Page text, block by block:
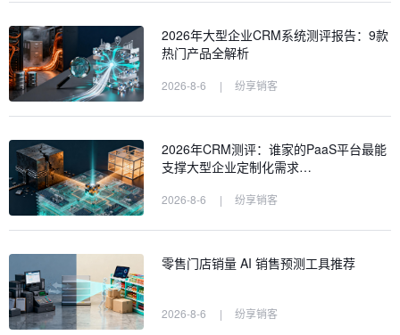
2026年大型企业CRM系统测评报告：9款
热门产品全解析
2026-8-6 | 纷享销客
2026年CRM测评：谁家的PaaS平台最能
支撑大型企业定制化需求…
2026-8-6 | 纷享销客
零售门店销量 AI 销售预测工具推荐
2026-8-6 | 纷享销客